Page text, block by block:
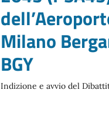
Milano
BGY
Indizione e avvio del